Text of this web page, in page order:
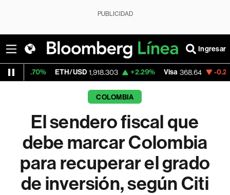
PUBLICIDAD
Ingresar
ETH/USD 1,918.303 +2.29% Visa 368.64 -0.26%
COLOMBIA
El sendero fiscal que
debe marcar Colombia
para recuperar el grado
de inversión, según Citi